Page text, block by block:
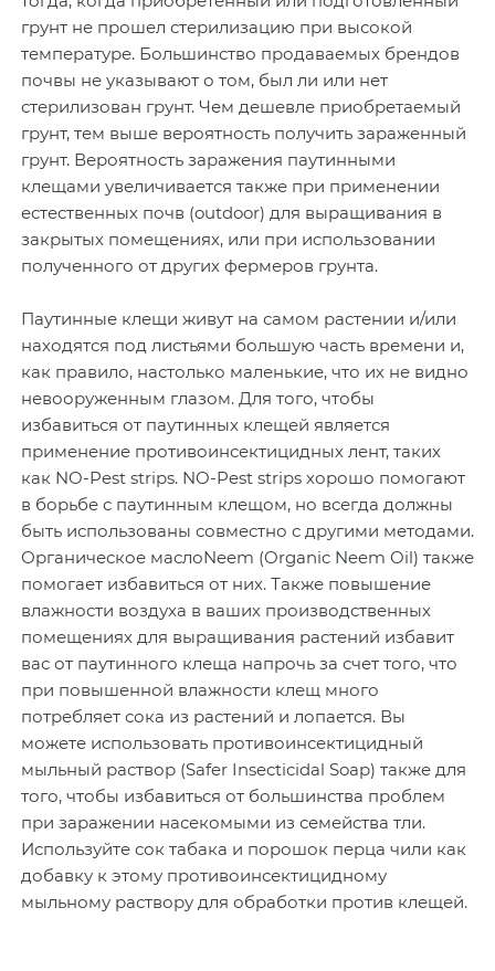
грунт не прошел стерилизацию при высокой
температуре. Большинство продаваемых брендов
почвы не указывают о том, был ли или нет
стерилизован грунт. Чем дешевле приобретаемый
грунт, тем выше вероятность получить зараженный
грунт. Вероятность заражения паутинными
клещами увеличивается также при применении
естественных почв (outdoor) для выращивания в
закрытых помещениях, или при использовании
полученного от других фермеров грунта.
Паутинные клещи живут на самом растении и/или
находятся под листьями большую часть времени и,
как правило, настолько маленькие, что их не видно
невооруженным глазом. Для того, чтобы
избавиться от паутинных клещей является
применение противоинсектицидных лент, таких
как NO-Pest strips. NO-Pest strips хорошо помогают
в борьбе с паутинным клещом, но всегда должны
быть использованы совместно с другими методами.
Органическое маслоNeem (Organic Neem Oil) также
помогает избавиться от них. Также повышение
влажности воздуха в ваших производственных
помещениях для выращивания растений избавит
вас от паутинного клеща напрочь за счет того, что
при повышенной влажности клещ много
потребляет сока из растений и лопается. Вы
можете использовать противоинсектицидный
мыльный раствор (Safer Insecticidal Soap) также для
того, чтобы избавиться от большинства проблем
при заражении насекомыми из семейства тли.
Используйте сок табака и порошок перца чили как
добавку к этому противоинсектицидному
мыльному раствору для обработки против клещей.